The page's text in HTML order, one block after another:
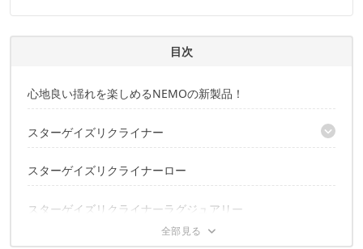
CAMP HACK編集部のプロフィール
目次
心地良い揺れを楽しめるNEMOの新製品！
スターゲイズリクライナー
気になる組み立て方は？
スターゲイズリクライナーロー
スターゲイズリクライナーラグジュアリー